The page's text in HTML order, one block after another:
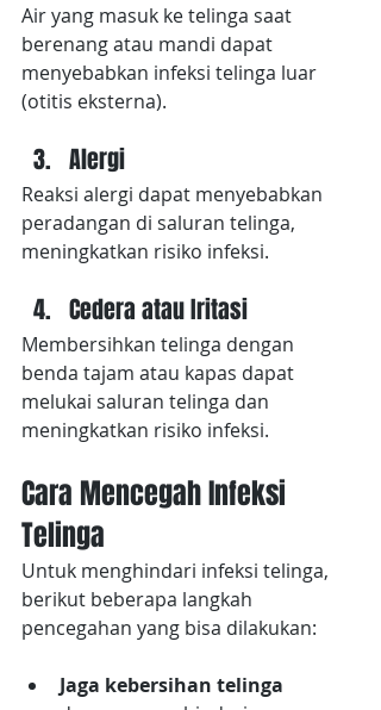
Air yang masuk ke telinga saat
berenang atau mandi dapat
menyebabkan infeksi telinga luar
(otitis eksterna).
Alergi
Reaksi alergi dapat menyebabkan
peradangan di saluran telinga,
meningkatkan risiko infeksi.
Cedera atau Iritasi
Membersihkan telinga dengan
benda tajam atau kapas dapat
melukai saluran telinga dan
meningkatkan risiko infeksi.
Cara Mencegah Infeksi
Telinga
Untuk menghindari infeksi telinga,
berikut beberapa langkah
pencegahan yang bisa dilakukan:
Jaga kebersihan telinga